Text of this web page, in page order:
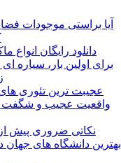
آیا براستی موجودات
دانلود رایگان
برای اولین بار، سیاره
عجیبت ترین تئوری
نکاتی ضروری پیش
بهترین دانشگاه های جهان